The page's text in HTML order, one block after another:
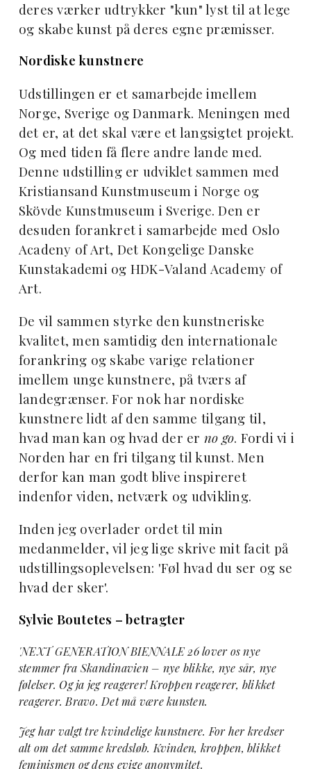
deres værker udtrykker "kun" lyst til at lege
og skabe kunst på deres egne præmisser.
Nordiske kunstnere
Udstillingen er et samarbejde imellem
Norge, Sverige og Danmark. Meningen med
det er, at det skal være et langsigtet projekt.
Og med tiden få flere andre lande med.
Denne udstilling er udviklet sammen med
Kristiansand Kunstmuseum i Norge og
Skövde Kunstmuseum i Sverige. Den er
desuden forankret i samarbejde med Oslo
Acadeny of Art, Det Kongelige Danske
Kunstakademi og HDK-Valand Academy of
Art.
De vil sammen styrke den kunstneriske
kvalitet, men samtidig den internationale
forankring og skabe varige relationer
imellem unge kunstnere, på tværs af
landegrænser. For nok har nordiske
kunstnere lidt af den samme tilgang til,
hvad man kan og hvad der er no go. Fordi vi i
Norden har en fri tilgang til kunst. Men
derfor kan man godt blive inspireret
indenfor viden, netværk og udvikling.
Inden jeg overlader ordet til min
medanmelder, vil jeg lige skrive mit facit på
udstillingsoplevelsen: 'Føl hvad du ser og se
hvad der sker'.
Sylvie Boutetes – betragter
'NEXT GENERATION BIENNALE 26 lover os nye
stemmer fra Skandinavien – nye blikke, nye sår, nye
følelser. Og ja jeg reagerer! Kroppen reagerer, blikket
reagerer. Bravo. Det må være kunsten.
Jeg har valgt tre kvindelige kunstnere. For her kredser
alt om det samme kredsløb. Kvinden, kroppen, blikket
feminismen og dens evige anonymitet.